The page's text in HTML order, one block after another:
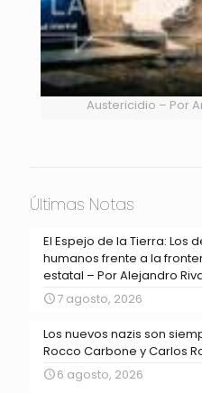
Austericidio – Por
Últimas Notas
El Espejo de la Tierra: Los
humanos frente a la
estatal – Por Alejandro
7 agosto, 2026
Los nuevos nazis son
Rocco Carbone y Carlos
6 agosto, 2026